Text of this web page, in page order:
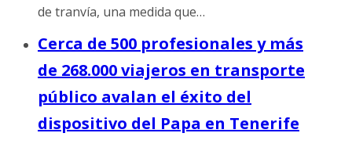
de tranvía, una medida que…
Cerca de 500 profesionales y más
de 268.000 viajeros en transporte
público avalan el éxito del
dispositivo del Papa en Tenerife